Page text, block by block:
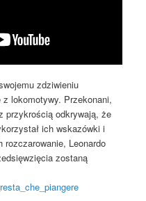
zdziwieniu
lokomotywy. Przekonani,
przykrością odkrywają, że
ich wskazówki i
rozczarowanie, Leonardo
zostaną